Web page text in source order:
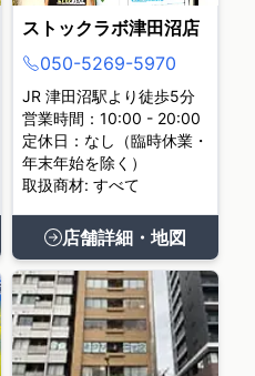
ストックラボ津田沼店
050-5269-5970
JR 津田沼駅より徒歩5分
営業時間：10:00 - 20:00
定休日：なし（臨時休業・
年末年始を除く）
取扱商材: すべて
店舗詳細・地図